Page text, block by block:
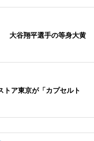
大谷翔平選手の等身大黄
トア東京が「カプセルト